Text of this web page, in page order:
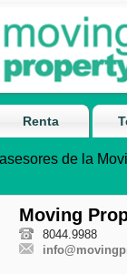
Renta
de la
Moving
8044.9988